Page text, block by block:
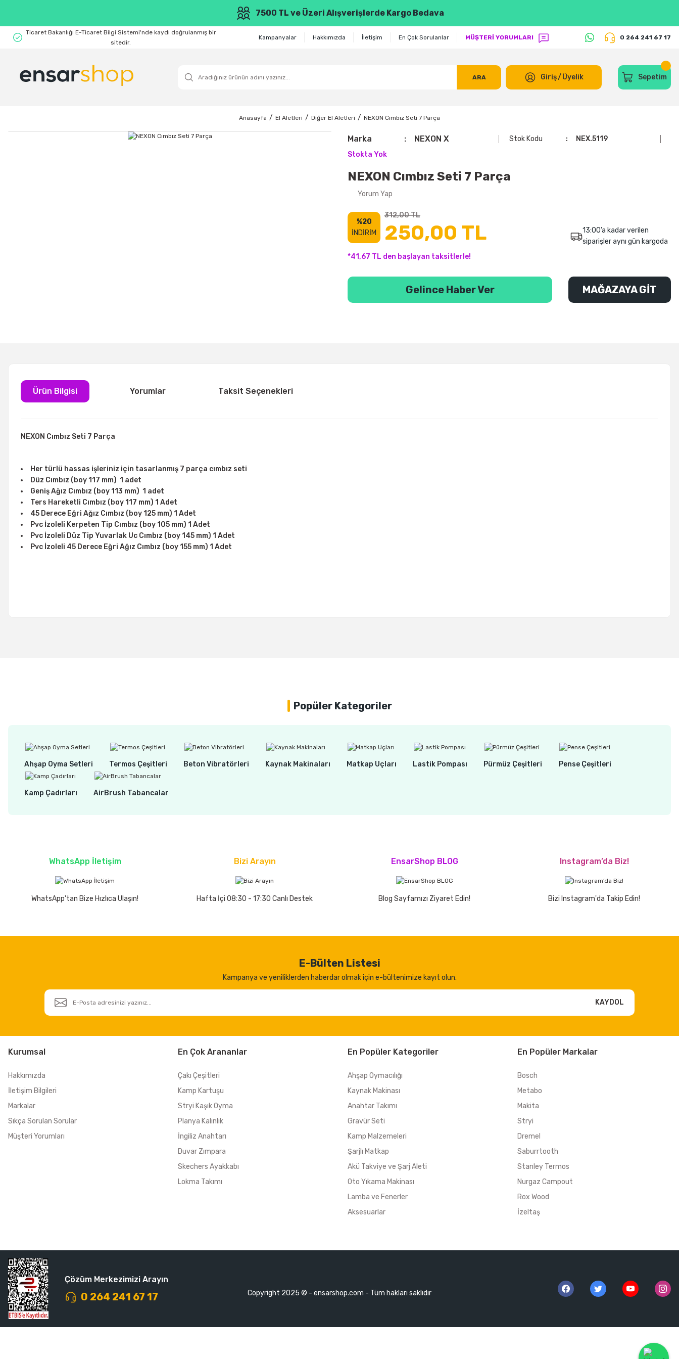
7500 TL ve Üzeri Alışverişlerde Kargo Bedava
Ticaret Bakanlığı E-Ticaret Bilgi Sistemi'nde kaydı doğrulanmış bir
sitedir.
Kampanyalar Hakkımızda İletişim En Çok Sorulanlar MÜŞTERİ YORUMLARI 0 264 241 67 17
ARA Giriş/Üyelik Sepetim
Anasayfa El Aletleri Diğer El Aletleri NEXON Cımbız Seti 7 Parça
Marka NEXON X Stok Kodu
NEX.5119
Stokta Yok
NEXON Cımbız Seti 7 Parça
Yorum Yap
%20
İNDİRİM
312,00 TL
250,00 TL
*41,67 TL den başlayan taksitlerle!
13:00’a kadar verilen
siparişler aynı gün kargoda
Gelince Haber Ver MAĞAZAYA GİT
Ürün Bilgisi Yorumlar Taksit Seçenekleri
NEXON Cımbız Seti 7 Parça
Her türlü hassas işleriniz için tasarlanmış 7 parça cımbız seti
Düz Cımbız (boy 117 mm) 1 adet
Geniş Ağız Cımbız (boy 113 mm) 1 adet
Ters Hareketli Cımbız (boy 117 mm) 1 Adet
45 Derece Eğri Ağız Cımbız (boy 125 mm) 1 Adet
Pvc İzoleli Kerpeten Tip Cımbız (boy 105 mm) 1 Adet
Pvc İzoleli Düz Tip Yuvarlak Uc Cımbız (boy 145 mm) 1 Adet
Pvc İzoleli 45 Derece Eğri Ağız Cımbız (boy 155 mm) 1 Adet
Popüler Kategoriler
Ahşap Oyma Setleri Termos Çeşitleri Beton Vibratörleri Kaynak Makinaları Matkap Uçları Lastik Pompası Pürmüz Çeşitleri Pense Çeşitleri
Kamp Çadırları AirBrush Tabancalar
WhatsApp İletişim
WhatsApp'tan Bize Hızlıca Ulaşın!
Bizi Arayın
Hafta İçi 08:30 - 17:30 Canlı Destek
EnsarShop BLOG
Blog Sayfamızı Ziyaret Edin!
Instagram’da Biz!
Bizi Instagram'da Takip Edin!
E-Bülten Listesi
Kampanya ve yeniliklerden haberdar olmak için e-bültenimize kayıt olun.
KAYDOL
Kurumsal
Hakkımızda
İletişim Bilgileri
Markalar
Sıkça Sorulan Sorular
Müşteri Yorumları
En Çok Arananlar
Çakı Çeşitleri
Kamp Kartuşu
Stryi Kaşık Oyma
Planya Kalınlık
İngiliz Anahtarı
Duvar Zımpara
Skechers Ayakkabı
Lokma Takımı
En Popüler Kategoriler
Ahşap Oymacılığı
Kaynak Makinası
Anahtar Takımı
Gravür Seti
Kamp Malzemeleri
Şarjlı Matkap
Akü Takviye ve Şarj Aleti
Oto Yıkama Makinası
Lamba ve Fenerler
Aksesuarlar
En Popüler Markalar
Bosch
Metabo
Makita
Stryi
Dremel
Saburrtooth
Stanley Termos
Nurgaz Campout
Rox Wood
İzeltaş
Çözüm Merkezimizi Arayın
0 264 241 67 17 Copyright 2025 © - ensarshop.com - Tüm hakları saklıdır